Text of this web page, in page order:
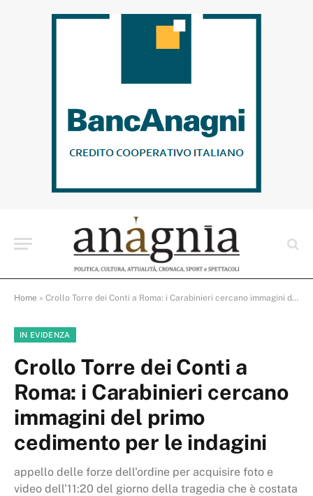
Home » Crollo Torre dei Conti a Roma: i Carabinieri cercano immagini del primo cedimento per le indagini
IN EVIDENZA
Crollo Torre dei Conti a
Roma: i Carabinieri cercano
immagini del primo
cedimento per le indagini
appello delle forze dell'ordine per acquisire foto e
video dell'11:20 del giorno della tragedia che è costata